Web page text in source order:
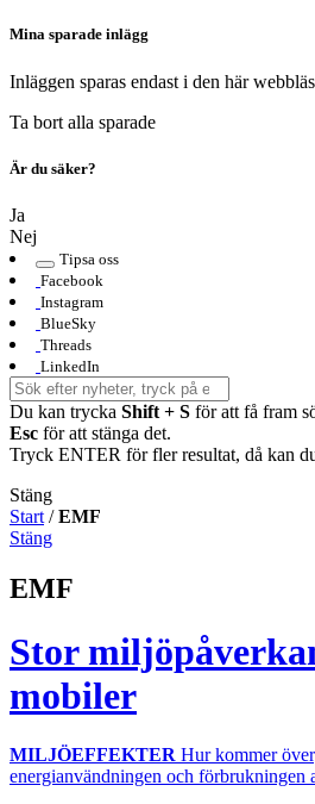
Mina sparade inlägg
Inläggen sparas endast i den här
Ta bort alla sparade
Är du säker?
Ja
Nej
Tipsa oss
Facebook
Instagram
BlueSky
Threads
LinkedIn
Du kan trycka Shift + S för att få fram
Esc för att stänga det.
Tryck ENTER för fler resultat, då kan
Stäng
Start /EMF
Stäng
EMF
Stor
mobiler
MILJÖEFFEKTER Hur kommer
energianvändningen och förbrukningen